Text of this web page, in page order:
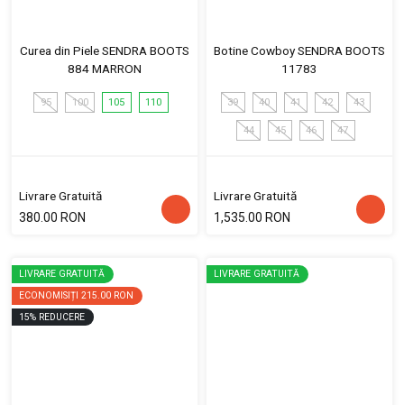
Curea din Piele SENDRA BOOTS
884 MARRON
95 100 105 110
Livrare Gratuită
380.00 RON
Botine Cowboy SENDRA BOOTS
11783
39 40 41 42 43
44 45 46 47
Livrare Gratuită
1,535.00 RON
LIVRARE GRATUITĂ
ECONOMISIȚI 215.00 RON
15% REDUCERE
LIVRARE GRATUITĂ